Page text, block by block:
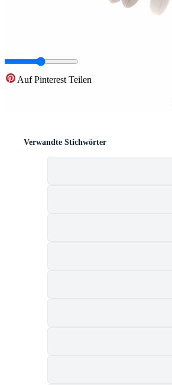
Auf Pinterest Teilen
Verwandte Stichwörter